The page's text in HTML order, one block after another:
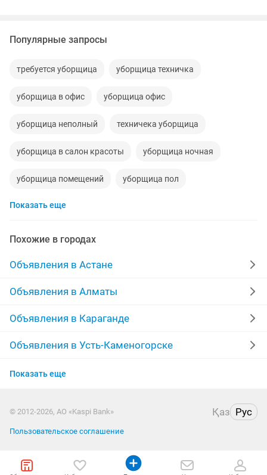
Популярные запросы
требуется уборщица уборщица техничка
уборщица в офис уборщица офис
уборщица неполный техничека уборщица
уборщица в салон красоты уборщица ночная
уборщица помещений уборщица пол
дворник уборщица
уборщица оплата работы уборщица техничка
требуется техничка и уборщица
Показать еще
Похожие в городах
Объявления в Астане
Объявления в Алматы
Объявления в Караганде
Объявления в Усть-Каменогорске
Объявления в Актобе
Объявления в Павлодаре
Показать еще
© 2012-2026, АО «Kaspi Bank» Қаз Рус
Пользовательское соглашение